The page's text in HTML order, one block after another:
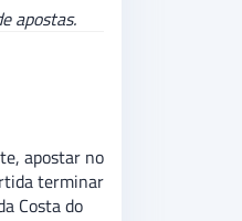
apostas.
apostar no
terminar
Costa do